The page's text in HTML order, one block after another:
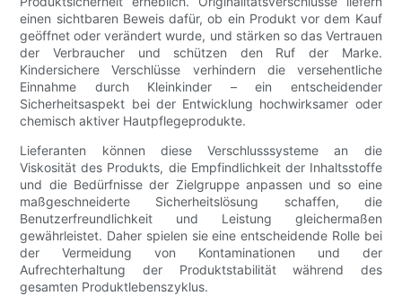
einen sichtbaren Beweis dafür, ob ein Produkt vor dem Kauf
geöffnet oder verändert wurde, und stärken so das Vertrauen
der Verbraucher und schützen den Ruf der Marke.
Kindersichere Verschlüsse verhindern die versehentliche
Einnahme durch Kleinkinder – ein entscheidender
Sicherheitsaspekt bei der Entwicklung hochwirksamer oder
chemisch aktiver Hautpflegeprodukte.
Lieferanten können diese Verschlusssysteme an die
Viskosität des Produkts, die Empfindlichkeit der Inhaltsstoffe
und die Bedürfnisse der Zielgruppe anpassen und so eine
maßgeschneiderte Sicherheitslösung schaffen, die
Benutzerfreundlichkeit und Leistung gleichermaßen
gewährleistet. Daher spielen sie eine entscheidende Rolle bei
der Vermeidung von Kontaminationen und der
Aufrechterhaltung der Produktstabilität während des
gesamten Produktlebenszyklus.